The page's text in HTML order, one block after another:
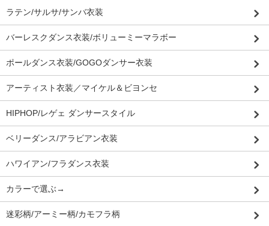
ラテン/サルサ/サンバ衣装
バーレスクダンス衣装/ボリューミーマラボー
ポールダンス衣装/GOGOダンサー衣装
アーティスト衣装／マイケル＆ビヨンセ
HIPHOP/レゲェ ダンサースタイル
ベリーダンス/アラビアン衣装
ハワイアン/フラダンス衣装
カラーで選ぶ→
迷彩柄/アーミー柄/カモフラ柄